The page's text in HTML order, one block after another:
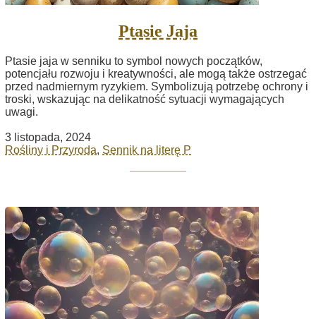
Ptasie Jaja
Ptasie jaja w senniku to symbol nowych początków,
potencjału rozwoju i kreatywności, ale mogą także ostrzegać
przed nadmiernym ryzykiem. Symbolizują potrzebę ochrony i
troski, wskazując na delikatność sytuacji wymagających
uwagi.
3 listopada, 2024
Rośliny i Przyroda, Sennik na literę P